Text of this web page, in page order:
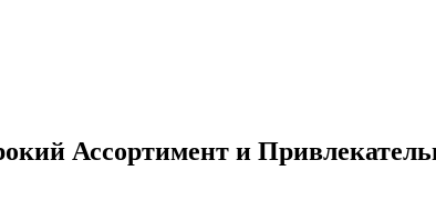
Ассортимент и